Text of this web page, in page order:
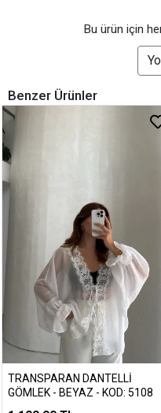
Bu ürün için
Benzer Ürünler
TRANSPARAN DANTELLI
GÖMLEK - BEYAZ - KOD: 5108